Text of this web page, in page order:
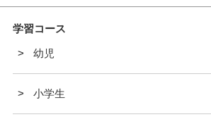
学習コース
幼児
小学生